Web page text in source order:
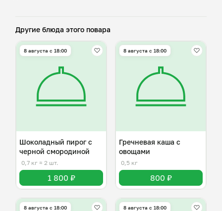
Другие блюда этого повара
8 августа с 18:00
Шоколадный пирог с
черной смородиной
0,7 кг ≈ 2 шт.
1 800 ₽
8 августа с 18:00
Гречневая каша с
овощами
0,5 кг
800 ₽
8 августа с 18:00 8 августа с 18:00